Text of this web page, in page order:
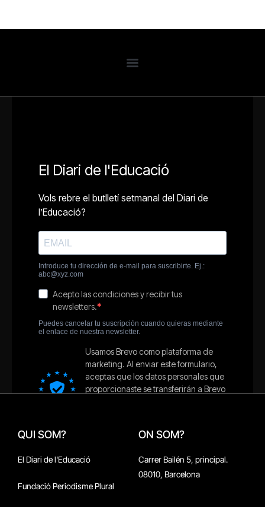
QUI SOM?
El Diari de l'Educació
Fundació Periodisme Plural
ON SOM?
Carrer Bailén 5, principal.
08010, Barcelona